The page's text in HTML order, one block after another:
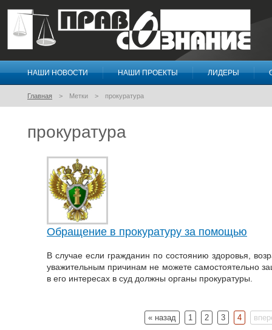
Правосознание
НАШИ НОВОСТИ НАШИ ПРОЕКТЫ ЛИДЕРЫ
Главная Метки прокуратура
прокуратура
Обращение в прокуратуру за помощью
В случае если гражданин по состоянию здоровья,
уважительным причинам не можете самостоятельно
в его интересах в суд должны органы прокуратуры.
« назад 1 2 3 4